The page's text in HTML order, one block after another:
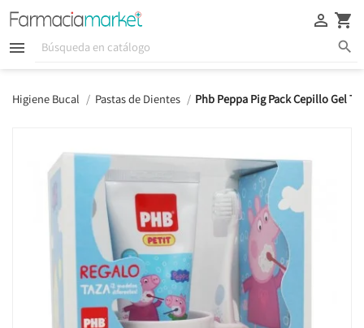
  
 
Higiene Bucal Pastas de Dientes Phb Peppa Pig Pack Cepillo Gel